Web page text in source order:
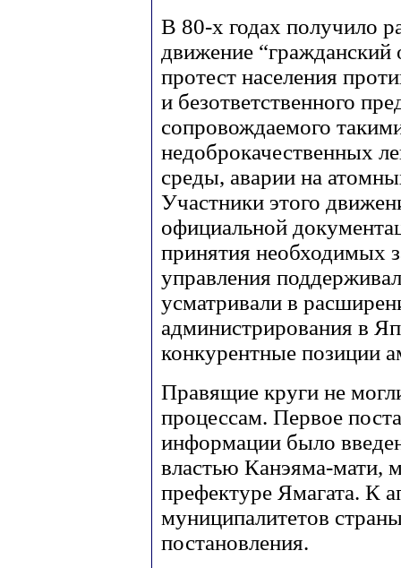
В 80-х годах получило
движение
протест населения
и безответственного
сопровождаемого
недоброкачественных
среды, аварии на
Участники этого
официальной
принятия необходимых
управления
усматривали в
администрирования в
конкурентные позиции
Правящие круги не
процессам. Первое
информации было
властью Канэяма-мати,
префектуре Ямагата. К
муниципалитетов
постановления.